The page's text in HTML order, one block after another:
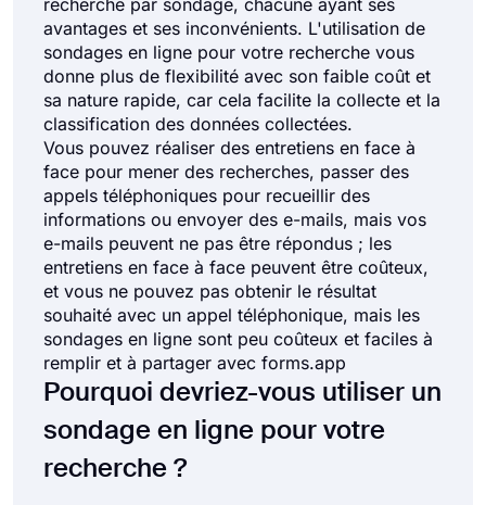
avantages et ses inconvénients. L'utilisation de
sondages en ligne pour votre recherche vous
donne plus de flexibilité avec son faible coût et
sa nature rapide, car cela facilite la collecte et la
classification des données collectées.
Vous pouvez réaliser des entretiens en face à
face pour mener des recherches, passer des
appels téléphoniques pour recueillir des
informations ou envoyer des e-mails, mais vos
e-mails peuvent ne pas être répondus ; les
entretiens en face à face peuvent être coûteux,
et vous ne pouvez pas obtenir le résultat
souhaité avec un appel téléphonique, mais les
sondages en ligne sont peu coûteux et faciles à
remplir et à partager avec forms.app
Pourquoi devriez-vous utiliser un
sondage en ligne pour votre
recherche ?